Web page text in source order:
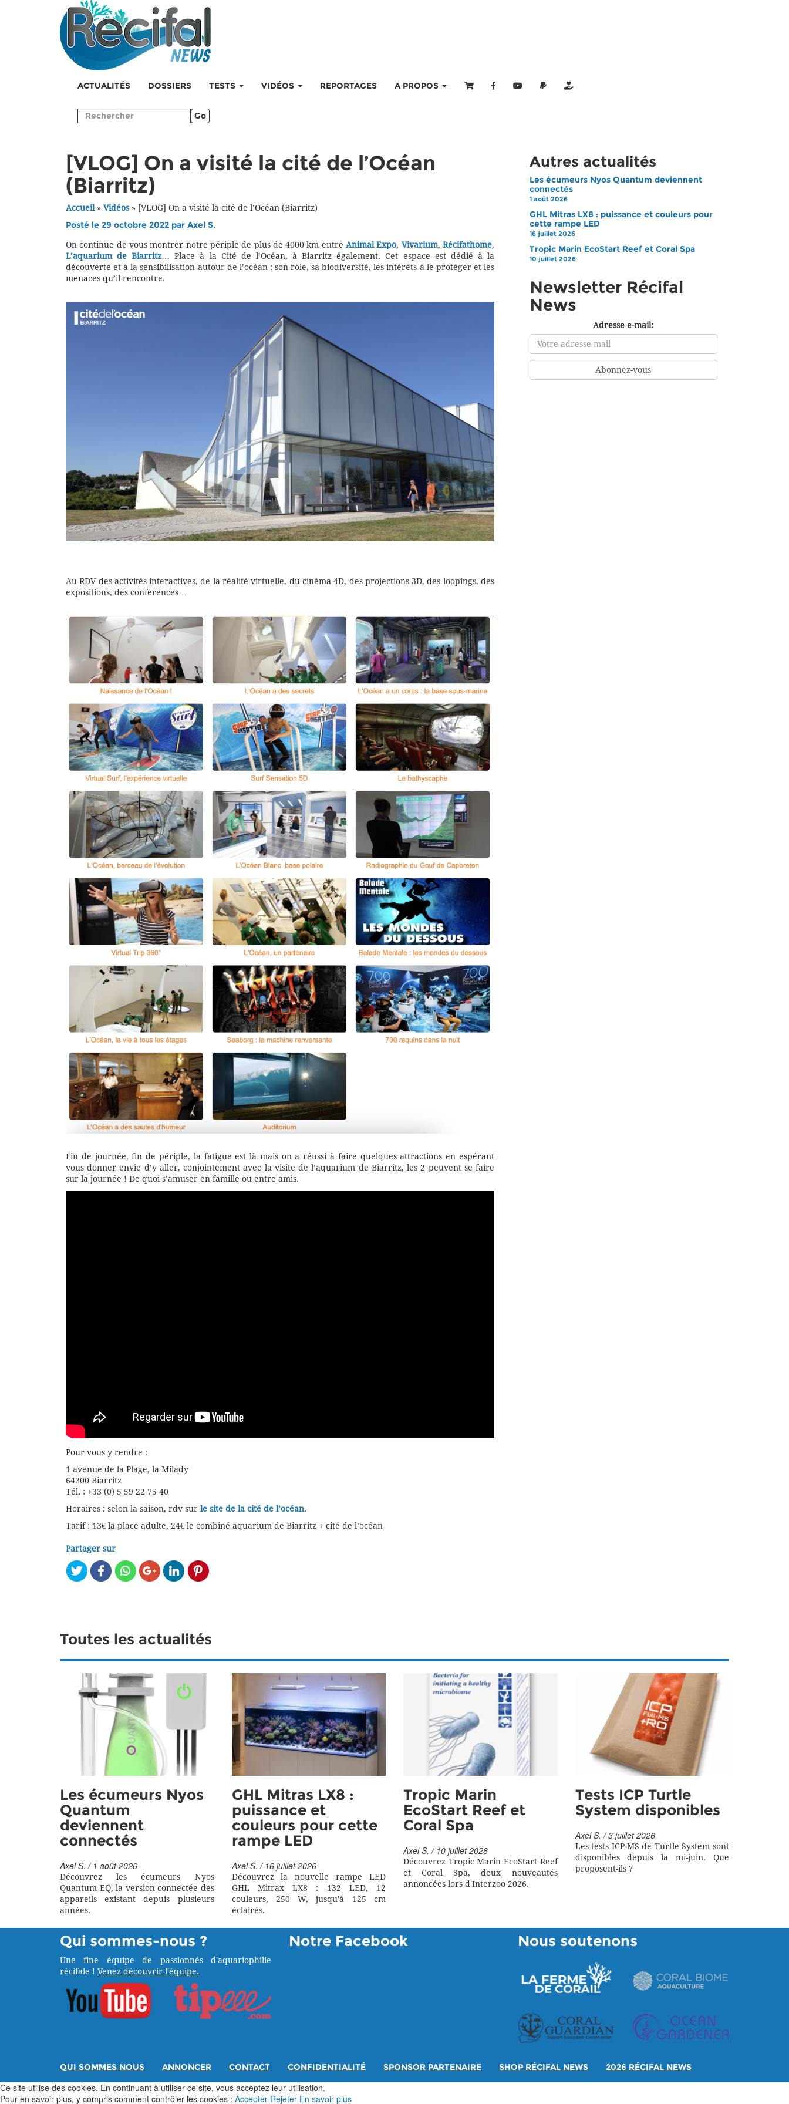
ACTUALITÉS DOSSIERS TESTS VIDÉOS REPORTAGES A PROPOS
Go
[VLOG] On a visité la cité de l’Océan
(Biarritz)
Accueil» Vidéos» [VLOG] On a visité la cité de l’Océan (Biarritz)
Posté le 29 octobre 2022 par Axel S.
On continue de vous montrer notre périple de plus de 4000 km entreAnimal Expo, Vivarium, Récifathome,
L’aquarium de Biarritz… Place à la Cité de l’Océan, à Biarritz également. Cet espace est dédié à la
découverte et à la sensibilisation autour de l’océan : son rôle, sa biodiversité, les intérêts à le protéger et les
menaces qu’il rencontre.
Au RDV des activités interactives, de la réalité virtuelle, du cinéma 4D, des projections 3D, des loopings, des
expositions, des conférences…
Fin de journée, fin de périple, la fatigue est là mais on a réussi à faire quelques attractions en espérant
vous donner envie d’y aller, conjointement avec la visite de l’aquarium de Biarritz, les 2 peuvent se faire
sur la journée ! De quoi s’amuser en famille ou entre amis.
Pour vous y rendre :
1 avenue de la Plage, la Milady
64200 Biarritz
Tél. : +33 (0) 5 59 22 75 40
Horaires : selon la saison, rdv sur le site de la cité de l’océan.
Tarif : 13€ la place adulte, 24€ le combiné aquarium de Biarritz + cité de l’océan
Partager sur
Autres actualités
Les écumeurs Nyos Quantum deviennent
connectés
1 août 2026
GHL Mitras LX8 : puissance et couleurs pour
cette rampe LED
16 juillet 2026
Tropic Marin EcoStart Reef et Coral Spa
10 juillet 2026
Newsletter Récifal
News
Adresse e-mail:
Toutes les actualités
Les écumeurs Nyos
Quantum
deviennent
connectés
Axel S. / 1 août 2026
Découvrez les écumeurs Nyos
Quantum EQ, la version connectée des
appareils existant depuis plusieurs
années.
GHL Mitras LX8 :
puissance et
couleurs pour cette
rampe LED
Axel S. / 16 juillet 2026
Découvrez la nouvelle rampe LED
GHL Mitrax LX8 : 132 LED, 12
couleurs, 250 W, jusqu'à 125 cm
éclairés.
Tropic Marin
EcoStart Reef et
Coral Spa
Axel S. / 10 juillet 2026
Découvrez Tropic Marin EcoStart Reef
et Coral Spa, deux nouveautés
annoncées lors d'Interzoo 2026.
Tests ICP Turtle
System disponibles
Axel S. / 3 juillet 2026
Les tests ICP-MS de Turtle System sont
disponibles depuis la mi-juin. Que
proposent-ils ?
Qui sommes-nous ?
Une fine équipe de passionnés d'aquariophilie
récifale ! Venez découvrir l'équipe.
Notre Facebook Nous soutenons
QUI SOMMES NOUS ANNONCER CONTACT CONFIDENTIALITÉ SPONSOR PARTENAIRE SHOP RÉCIFAL NEWS 2026 RÉCIFAL NEWS
Ce site utilise des cookies. En continuant à utiliser ce site, vous acceptez leur utilisation.
Pour en savoir plus, y compris comment contrôler les cookies : Accepter Rejeter En savoir plus